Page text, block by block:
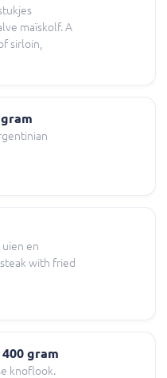
maïskolf. A
sirloin,
cob.
en
with fried
gram
knoflook.